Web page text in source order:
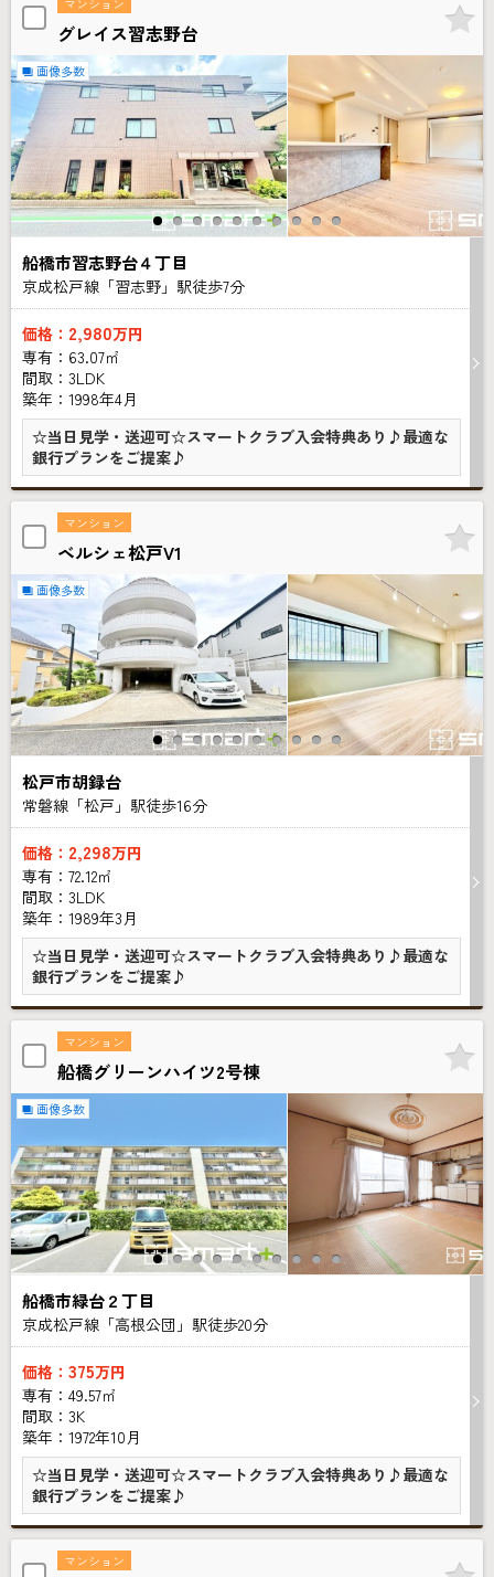
グレイス習志野台
画像多数
船橋市習志野台４丁目
京成松戸線「習志野」駅徒歩7分
価格： 2,980万円
専有：63.07㎡
間取：3LDK
築年：1998年4月
☆当日見学・送迎可☆スマートクラブ入会特典あり♪最適な
銀行プランをご提案♪
マンション
ベルシェ松戸V1
画像多数
松戸市胡録台
常磐線「松戸」駅徒歩16分
価格： 2,298万円
専有：72.12㎡
間取：3LDK
築年：1989年3月
☆当日見学・送迎可☆スマートクラブ入会特典あり♪最適な
銀行プランをご提案♪
マンション
船橋グリーンハイツ2号棟
画像多数
船橋市緑台２丁目
京成松戸線「高根公団」駅徒歩20分
価格： 375万円
専有：49.57㎡
間取：3K
築年：1972年10月
☆当日見学・送迎可☆スマートクラブ入会特典あり♪最適な
銀行プランをご提案♪
マンション